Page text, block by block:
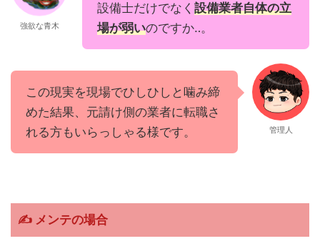
強欲な青木
設備士だけでなく 設備業者自体の立
場が弱いのですか‥。
この現実を現場でひしひしと噛み締
めた結果、元請け側の業者に転職さ
れる方もいらっしゃる様です。
管理人
✍ メンテの場合